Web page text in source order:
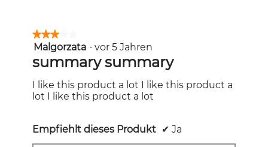
★★★★★
★★★★★
3
5
Sternen.
Malgorzata · vor 5 Jahren
summary summary
I like this product a lot I like this product a
lot I like this product a lot
Empfiehlt dieses Produkt ✔ Ja